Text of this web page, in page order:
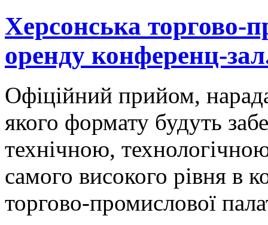
Херсонська торгово-
оренду конференц-
Офіційний прийом,
якого формату будуть
технічною,
самого високого рівня в
торгово-промислової